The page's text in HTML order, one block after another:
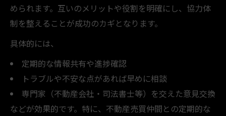
められます。互いのメリットや役割を明確にし、協力体
制を整えることが成功のカギとなります。
具体的には、
定期的な情報共有や進捗確認
トラブルや不安な点があれば早めに相談
専門家（不動産会社・司法書士等）を交えた意見交換
などが効果的です。特に、不動産売買仲間との定期的な